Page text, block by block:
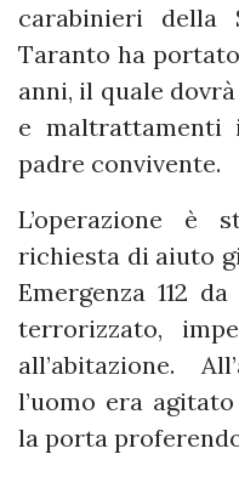
carabinieri della
Taranto ha
anni, il quale
e maltrattamenti
padre convivente.
L’operazione è
richiesta di aiuto
Emergenza 112
terrorizzato,
all’abitazione.
l’uomo era
la porta